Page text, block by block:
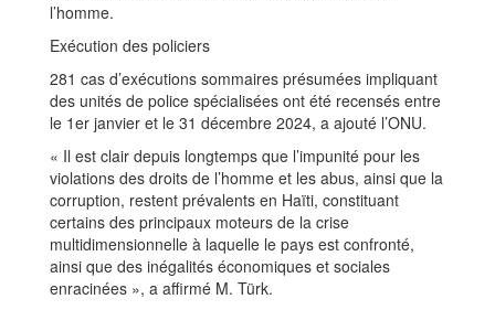
l’homme.
Exécution des policiers
281 cas d’exécutions sommaires présumées impliquant
des unités de police spécialisées ont été recensés entre
le 1er janvier et le 31 décembre 2024, a ajouté l’ONU.
« Il est clair depuis longtemps que l’impunité pour les
violations des droits de l’homme et les abus, ainsi que la
corruption, restent prévalents en Haïti, constituant
certains des principaux moteurs de la crise
multidimensionnelle à laquelle le pays est confronté,
ainsi que des inégalités économiques et sociales
enracinées », a affirmé M. Türk.